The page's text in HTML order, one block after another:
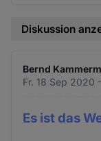
Diskussion
Bernd
Fr. 18 Sep 2020
Es ist das